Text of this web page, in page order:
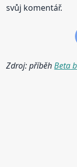
svůj komentář.
Zdroj: příběhBeta